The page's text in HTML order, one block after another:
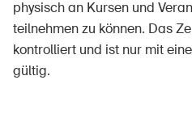
physisch an Kursen und
teilnehmen zu können. Das
kontrolliert und ist nur mit
gültig.